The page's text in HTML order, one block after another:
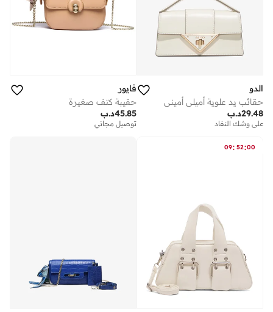
الدو
حقائب يد علوية أميلي أميني
د.ب29.48
على وشك النفاد
فايور
حقيبة كتف صغيرة
د.ب45.85
توصيل مجاني
09: 52:00